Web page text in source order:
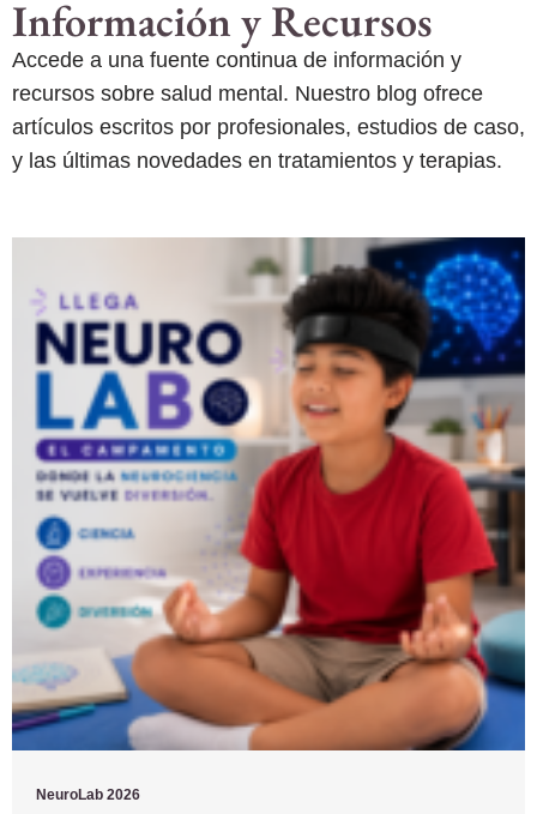
Información y Recursos
Accede a una fuente continua de información y
recursos sobre salud mental. Nuestro blog ofrece
artículos escritos por profesionales, estudios de caso,
y las últimas novedades en tratamientos y terapias.
NeuroLab 2026